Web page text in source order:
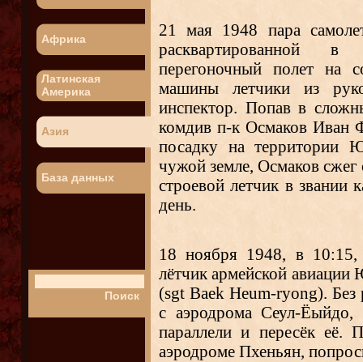
Африка
Латинская
Америка
Азия
База данных
21 мая 1948 пара
расквартированной
перегоночный полет на
машины летчики из
инспектор. Попав в
комдив п-к Осмаков Иван
посадку на территории
чужой земле, Осмаков сжег
строевой летчик в звании
день.
18 ноября 1948, в 10:15,
лётчик армейской
(sgt Baek Heum-ryong).
с аэродрома Сеул-
параллели и пересёк её.
аэродроме Пхеньян,